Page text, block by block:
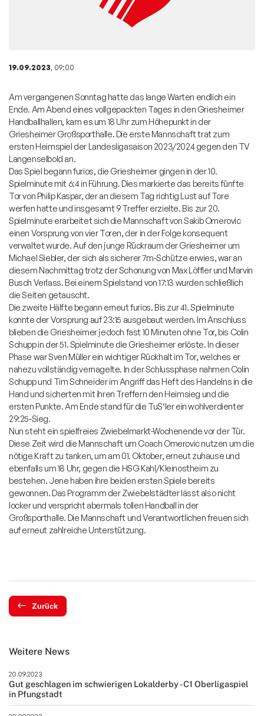
19.09.2023, 09:00
Am vergangenen Sonntag hatte das lange Warten endlich ein
Ende. Am Abend eines vollgepackten Tages in den Griesheimer
Handballhallen, kam es um 18 Uhr zum Höhepunkt in der
Griesheimer Großsporthalle. Die erste Mannschaft trat zum
ersten Heimspiel der Landesligasaison 2023/2024 gegen den TV
Langenselbold an.
Das Spiel begann furios, die Griesheimer gingen in der 10.
Spielminute mit 6:4 in Führung. Dies markierte das bereits fünfte
Tor von Philip Kaspar, der an diesem Tag richtig Lust auf Tore
werfen hatte und insgesamt 9 Treffer erzielte. Bis zur 20.
Spielminute erarbeitet sich die Mannschaft von Sakib Omerovic
einen Vorsprung von vier Toren, der in der Folge konsequent
verwaltet wurde. Auf den junge Rückraum der Griesheimer um
Michael Siebler, der sich als sicherer 7m-Schütze erwies, war an
diesem Nachmittag trotz der Schonung von Max Löffler und Marvin
Busch Verlass. Bei einem Spielstand von 17:13 wurden schließlich
die Seiten getauscht.
Die zweite Hälfte begann erneut furios. Bis zur 41. Spielminute
konnte der Vorsprung auf 23:15 ausgebaut werden. Im Anschluss
blieben die Griesheimer jedoch fast 10 Minuten ohne Tor, bis Colin
Schupp in der 51. Spielminute die Griesheimer erlöste. In dieser
Phase war Sven Müller ein wichtiger Rückhalt im Tor, welches er
nahezu vollständig vernagelte. In der Schlussphase nahmen Colin
Schupp und Tim Schneider im Angriff das Heft des Handelns in die
Hand und sicherten mit ihren Treffern den Heimsieg und die
ersten Punkte. Am Ende stand für die TuS‘ler ein wohlverdienter
29:25-Sieg.
Nun steht ein spielfreies Zwiebelmarkt-Wochenende vor der Tür.
Diese Zeit wird die Mannschaft um Coach Omerovic nutzen um die
nötige Kraft zu tanken, um am 01. Oktober, erneut zuhause und
ebenfalls um 18 Uhr, gegen die HSG Kahl/Kleinostheim zu
bestehen. Jene haben ihre beiden ersten Spiele bereits
gewonnen. Das Programm der Zwiebelstädter lässt also nicht
locker und verspricht abermals tollen Handball in der
Großsporthalle. Die Mannschaft und Verantwortlichen freuen sich
auf erneut zahlreiche Unterstützung.
Zurück
Weitere News
20.09.2023
Gut geschlagen im schwierigen Lokalderby - C1 Oberligaspiel
in Pfungstadt